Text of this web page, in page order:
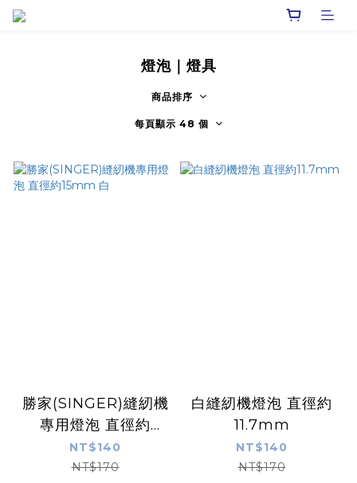
燈泡｜燈具
商品排序
每頁顯示 48 個
勝家(SINGER)縫紉機
專用燈泡 直徑約
15mm 白
NT$140
NT$170
白縫紉機燈泡 直徑約
11.7mm
NT$140
NT$170